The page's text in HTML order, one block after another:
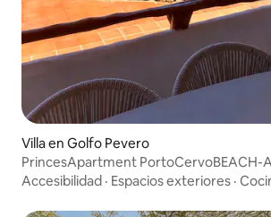
Villa en Golfo Pevero
PrincesApartment PortoCervoBEACH-
playa
Accesibilidad · Espacios exteriores ·